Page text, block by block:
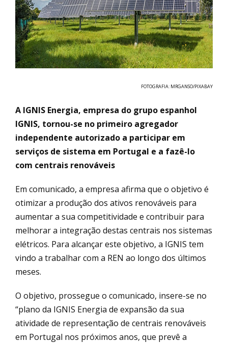
FOTOGRAFIA: MRGANSO/PIXABAY
A IGNIS Energia, empresa do grupo espanhol
IGNIS, tornou-se no primeiro agregador
independente autorizado a participar em
serviços de sistema em Portugal e a fazê-lo
com centrais renováveis
Em comunicado, a empresa afirma que o objetivo é
otimizar a produção dos ativos renováveis para
aumentar a sua competitividade e contribuir para
melhorar a integração destas centrais nos sistemas
elétricos. Para alcançar este objetivo, a IGNIS tem
vindo a trabalhar com a REN ao longo dos últimos
meses.
O objetivo, prossegue o comunicado, insere-se no
“plano da IGNIS Energia de expansão da sua
atividade de representação de centrais renováveis
em Portugal nos próximos anos, que prevê a